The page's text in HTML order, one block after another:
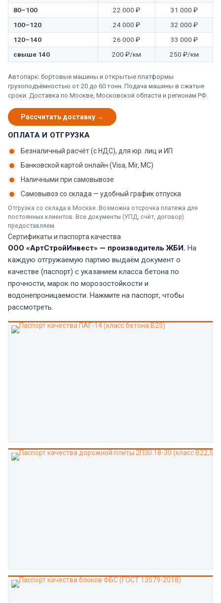
80–100
22 000 ₽
31 000 ₽
100–120
24 000 ₽
32 000 ₽
120–140
26 000 ₽
33 000 ₽
свыше 140
200 ₽/км 250 ₽/км
Автопарк: бортовые машины и открытые платформы
грузоподъёмностью от 20 до 60 тонн. Подача машины в сжатые
сроки. Доставка по Москве, Московской области и регионам РФ.
Рассчитать доставку →
ОПЛАТА И ОТГРУЗКА
Безналичный расчёт (с НДС), для юр. лиц и ИП
Банковской картой онлайн (Visa, Mir, МС)
Наличными при самовывозе
Самовывоз со склада — удобный график отпуска
Отгрузка со склада в Москве. Возможна отсрочка платежа для
постоянных клиентов. Все документы (УПД, счёт, договор)
предоставляем.
Сертификаты и паспорта качества
ООО «АртСтройИнвест» — производитель ЖБИ. На
каждую отгружаемую партию выдаём документ о
качестве (паспорт) с указанием класса бетона по
прочности, марок по морозостойкости и
водонепроницаемости. Нажмите на паспорт, чтобы
рассмотреть.